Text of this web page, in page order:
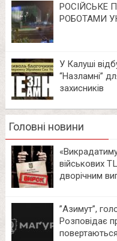
РОСІЙСЬКЕ
РОБОТАМИ
У Калуші
“Назламні”
захисників
Головні новини
«Викрадатиму
військових
дворічним
⁨”Азимут”,
Розповідає